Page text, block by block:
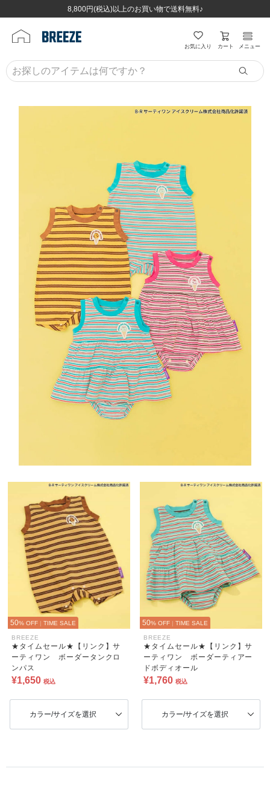
8,800円(税込)以上のお買い物で送料無料♪
ほぼ全品半額！！8/12(水)お昼12:59まで！！
8,800円(税込)以上のお買い物で送料無料♪
ほぼ全品半額！！8/12(水)お昼12:59まで！！
お気に入り カート メニュー
50% OFF | TIME SALE
BREEZE
★タイムセール★【リンク】サ
ーティワン ボーダータンクロ
ンパス
¥1,650 税込
カラー/サイズを選択
50% OFF | TIME SALE
BREEZE
★タイムセール★【リンク】サ
ーティワン ボーダーティアー
ドボディオール
¥1,760 税込
カラー/サイズを選択